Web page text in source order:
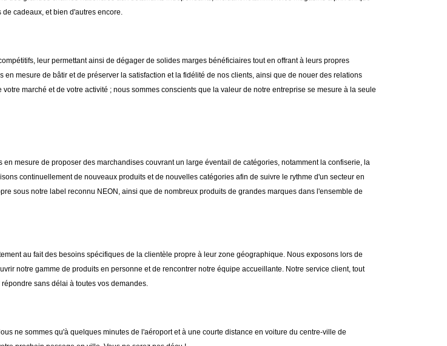
cadeaux, et bien d'autres encore.
leur permettant ainsi de dégager de solides marges bénéficiaires tout en offrant à leurs propres
mesure de bâtir et de préserver la satisfaction et la fidélité de nos clients, ainsi que de nouer des relations
marché et de votre activité ; nous sommes conscients que la valeur de notre entreprise se mesure à la seule
mesure de proposer des marchandises couvrant un large éventail de catégories, notamment la confiserie, la
continuellement de nouveaux produits et de nouvelles catégories afin de suivre le rythme d'un secteur en
sous notre label reconnu NEON, ainsi que de nombreux produits de grandes marques dans l'ensemble de
au fait des besoins spécifiques de la clientèle propre à leur zone géographique. Nous exposons lors de
notre gamme de produits en personne et de rencontrer notre équipe accueillante. Notre service client, tout
sans délai à toutes vos demandes.
ne sommes qu'à quelques minutes de l'aéroport et à une courte distance en voiture du centre-ville de